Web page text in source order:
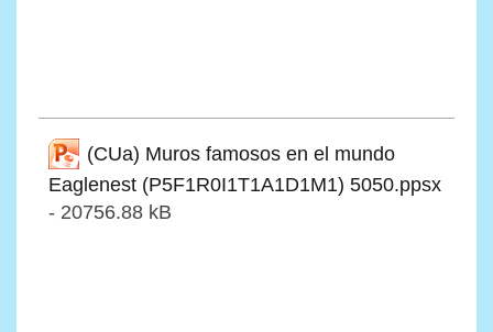
(CUa) Muros famosos en el mundo
Eaglenest (P5F1R0I1T1A1D1M1) 5050.ppsx
- 20756.88 kB